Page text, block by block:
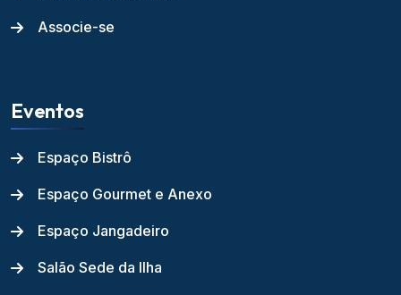
Associe-se
Eventos
Espaço Bistrô
Espaço Gourmet e Anexo
Espaço Jangadeiro
Salão Sede da Ilha